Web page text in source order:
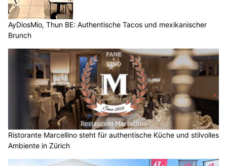
AyDiosMio, Thun BE: Authentische Tacos und mexikanischer
Brunch
Ristorante Marcellino steht für authentische Küche und stilvolles
Ambiente in Zürich